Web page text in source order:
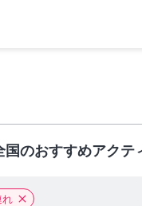
国のおすすめアクテ
れ